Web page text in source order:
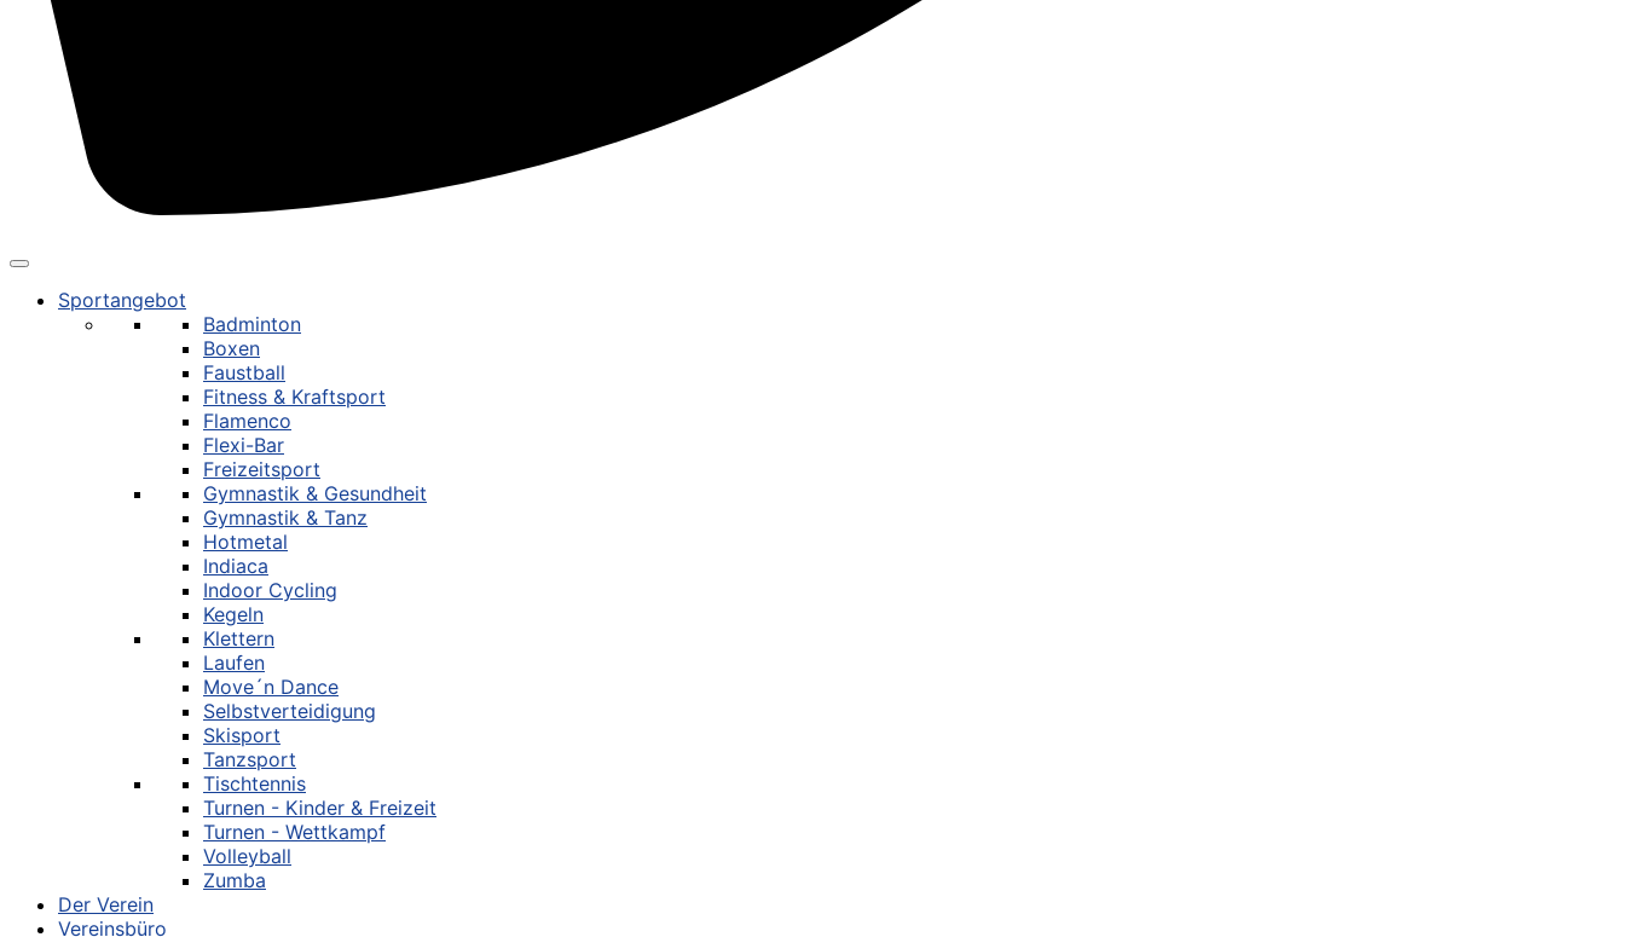
Sportangebot
Badminton
Boxen
Faustball
Fitness & Kraftsport
Flamenco
Flexi-Bar
Freizeitsport
Gymnastik & Gesundheit
Gymnastik & Tanz
Hotmetal
Indiaca
Indoor Cycling
Kegeln
Klettern
Laufen
Move´n Dance
Selbstverteidigung
Skisport
Tanzsport
Tischtennis
Turnen - Kinder & Freizeit
Turnen - Wettkampf
Volleyball
Zumba
Der Verein
Vereinsbüro